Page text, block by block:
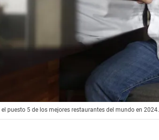
puesto 5 de los mejores restaurantes del mundo en 2024.